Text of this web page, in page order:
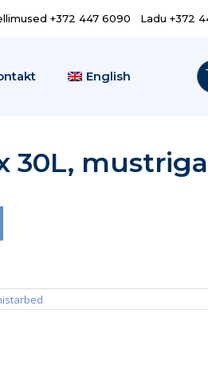
+372 447 6090 Ladu +372
English
30L, mustriga